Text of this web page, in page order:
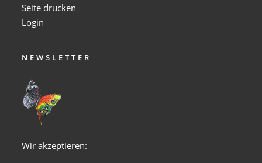
Seite drucken
Login
NEWSLETTER
Wir akzeptieren: